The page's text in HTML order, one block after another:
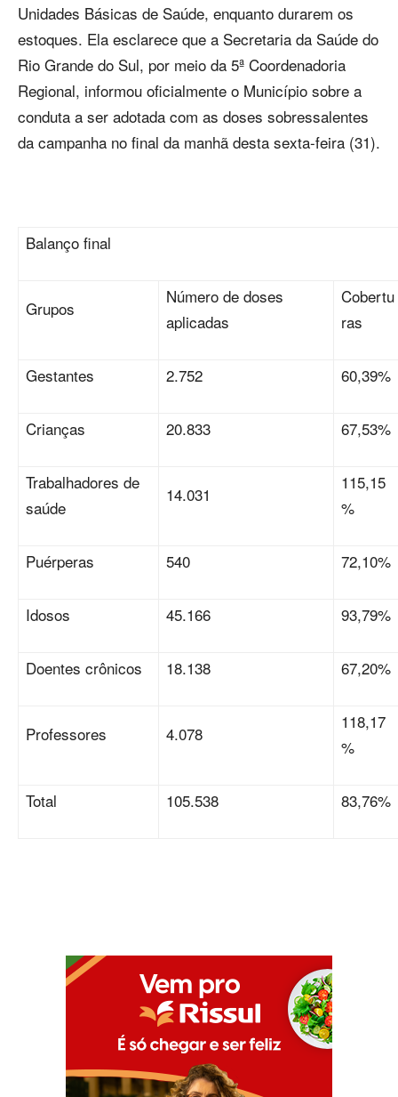
Unidades Básicas de Saúde, enquanto durarem os
estoques. Ela esclarece que a Secretaria da Saúde do
Rio Grande do Sul, por meio da 5ª Coordenadoria
Regional, informou oficialmente o Município sobre a
conduta a ser adotada com as doses sobressalentes
da campanha no final da manhã desta sexta-feira (31).
Balanço final
Grupos
Número de doses
aplicadas
Cobertu
ras
Gestantes 2.752 60,39%
Crianças 20.833 67,53%
Trabalhadores de
saúde
14.031
115,15
%
Puérperas 540 72,10%
Idosos 45.166 93,79%
Doentes crônicos 18.138 67,20%
Professores 4.078
118,17
%
Total 105.538 83,76%